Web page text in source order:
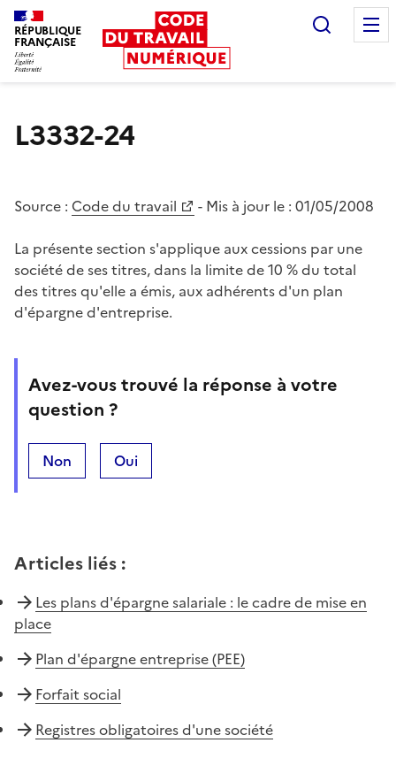
RÉPUBLIQUE
FRANÇAISE
L3332-24
Source : Code du travail - Mis à jour le : 01/05/2008
La présente section s'applique aux cessions par une
société de ses titres, dans la limite de 10 % du total
des titres qu'elle a émis, aux adhérents d'un plan
d'épargne d'entreprise.
Avez-vous trouvé la réponse à votre
question ?
Non Oui
Articles liés :
Les plans d'épargne salariale : le cadre de mise en
place
Plan d'épargne entreprise (PEE)
Forfait social
Registres obligatoires d'une société